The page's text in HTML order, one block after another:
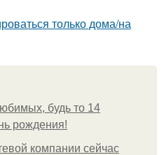
только дома/на
будь то 14
рождения!
компании сейчас